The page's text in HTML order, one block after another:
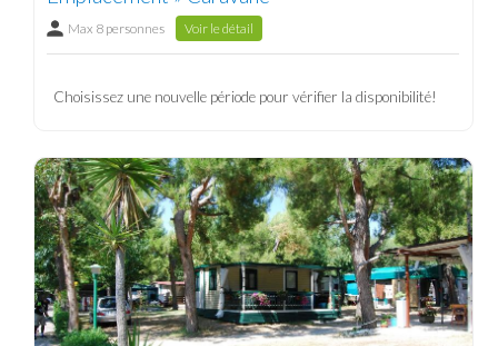
Max 8 personnes Voir le détail
Choisissez une nouvelle période pour vérifier la disponibilité!